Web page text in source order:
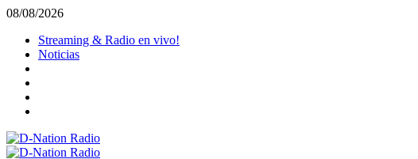
Saltar
contenido
08/08/2026
Streaming & Radio en vivo!
Noticias
Menú